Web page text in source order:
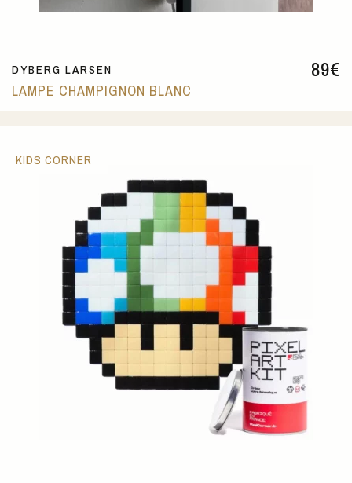
89€
DYBERG LARSEN
LAMPE CHAMPIGNON BLANC
KIDS CORNER